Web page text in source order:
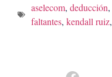
aselecom, deducción,
faltantes, kendall ruiz,